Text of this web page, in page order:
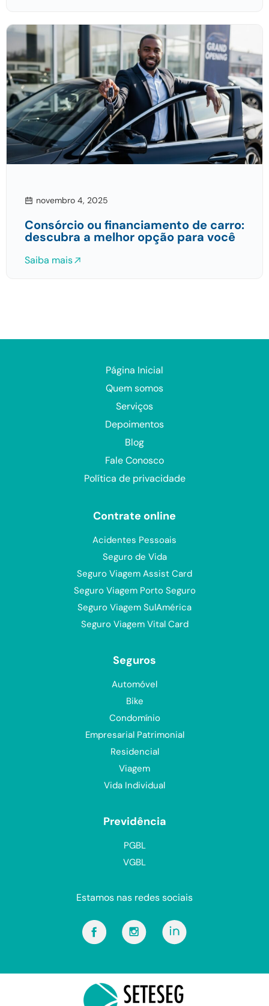
novembro 4, 2025
Consórcio ou financiamento de carro:
descubra a melhor opção para você
Saiba mais
Página Inicial
Quem somos
Serviços
Depoimentos
Blog
Fale Conosco
Política de privacidade
Contrate online
Acidentes Pessoais
Seguro de Vida
Seguro Viagem Assist Card
Seguro Viagem Porto Seguro
Seguro Viagem SulAmérica
Seguro Viagem Vital Card
Seguros
Automóvel
Bike
Condomínio
Empresarial Patrimonial
Residencial
Viagem
Vida Individual
Previdência
PGBL
VGBL
Estamos nas redes sociais